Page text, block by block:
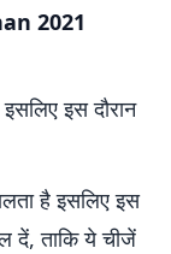
2021
इस दौरान
है इसलिए इस
दें, ताकि ये चीजें